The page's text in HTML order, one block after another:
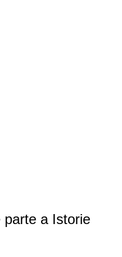
parte a Istorie